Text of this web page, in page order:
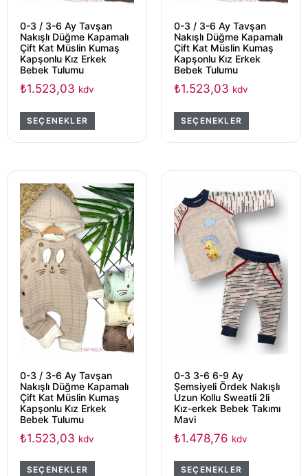
0-3 / 3-6 Ay Tavşan
Nakışlı Düğme Kapamalı
Çift Kat Müslin Kumaş
Kapşonlu Kız Erkek
Bebek Tulumu
₺1.523,03 kdv
SEÇENEKLER
0-3 / 3-6 Ay Tavşan
Nakışlı Düğme Kapamalı
Çift Kat Müslin Kumaş
Kapşonlu Kız Erkek
Bebek Tulumu
₺1.523,03 kdv
SEÇENEKLER
0-3 / 3-6 Ay Tavşan
Nakışlı Düğme Kapamalı
Çift Kat Müslin Kumaş
Kapşonlu Kız Erkek
Bebek Tulumu
₺1.523,03 kdv
SEÇENEKLER
0-3 3-6 6-9 Ay
Şemsiyeli Ördek Nakışlı
Uzun Kollu Sweatli 2li
Kız-erkek Bebek Takımı
Mavi
₺1.478,76 kdv
SEÇENEKLER